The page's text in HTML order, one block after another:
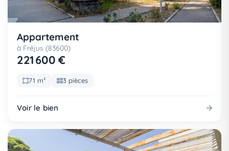
Appartement
à Fréjus (83600)
221 600 €
71 m² 3 pièces
Voir le bien